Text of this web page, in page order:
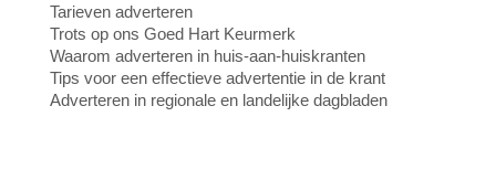
Tarieven adverteren
Trots op ons Goed Hart Keurmerk
Waarom adverteren in huis-aan-huiskranten
Tips voor een effectieve advertentie in de krant
Adverteren in regionale en landelijke dagbladen